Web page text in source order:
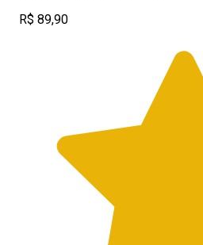
R$ 89,90